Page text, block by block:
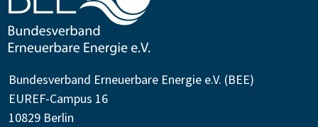
Bundesverband Erneuerbare Energie e.V. (BEE)
EUREF-Campus 16
10829 Berlin